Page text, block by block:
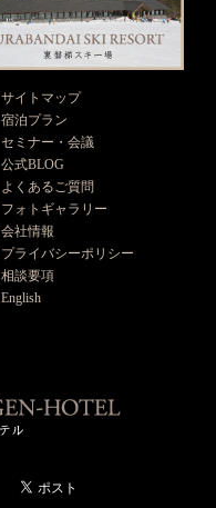
サイトマップ
宿泊プラン
セミナー・会議
公式BLOG
よくあるご質問
フォトギャラリー
会社情報
プライバシーポリシー
相談要項
English